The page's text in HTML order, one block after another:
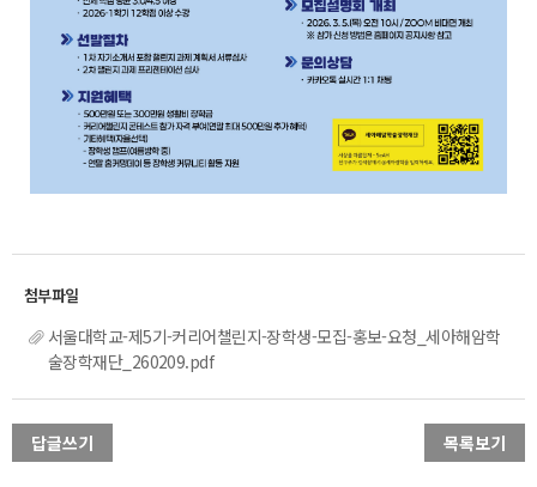
서울대학교-제5기-커리어챌린지-장학생-모집-홍보-요청_세아해암학
술장학재단_260209.pdf
답글쓰기 목록보기